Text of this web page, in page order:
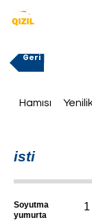
Geri
Hamısı
isti
Soyutma
yumurta
1